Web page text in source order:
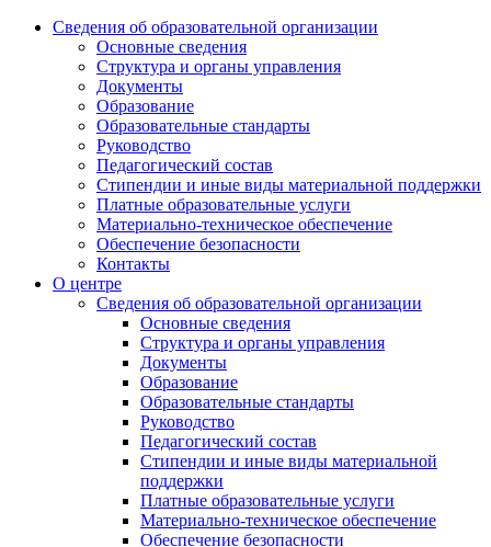
Сведения об образовательной организации
Основные сведения
Структура и органы управления
Документы
Образование
Образовательные стандарты
Руководство
Педагогический состав
Стипендии и иные виды материальной поддержки
Платные образовательные услуги
Материально-техническое обеспечение
Обеспечение безопасности
Контакты
О центре
Сведения об образовательной организации
Основные сведения
Структура и органы управления
Документы
Образование
Образовательные стандарты
Руководство
Педагогический состав
Стипендии и иные виды материальной
поддержки
Платные образовательные услуги
Материально-техническое обеспечение
Обеспечение безопасности